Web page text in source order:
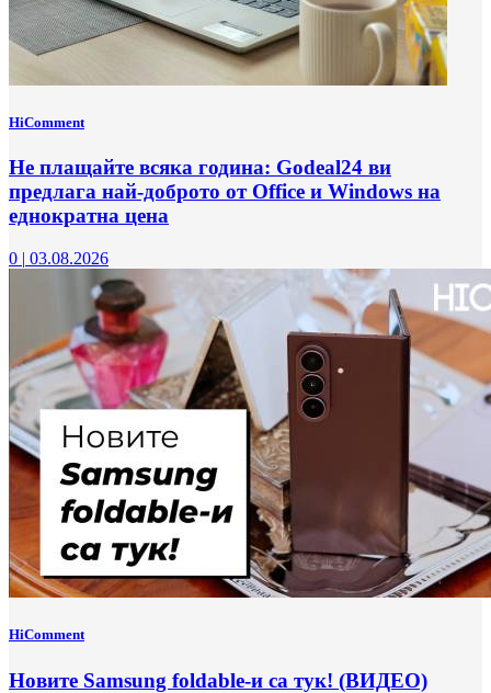
HiComment
Не плащайте всяка година: Godeal24 ви
предлага най-доброто от Office и Windows на
еднократна цена
0 | 03.08.2026
HiComment
Новите Samsung foldable-и са тук! (ВИДЕО)